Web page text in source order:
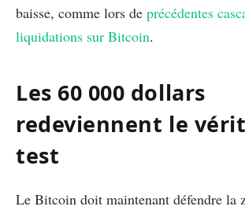
baisse, comme lors de précédentes
liquidations sur Bitcoin.
Les 60 000 dollars
redeviennent le
test
Le Bitcoin doit maintenant défendre la